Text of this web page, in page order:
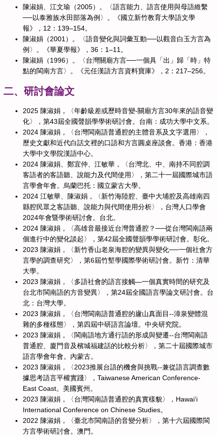
陳淑娟、江文瑜（2005）。〈語言能力、語言使用與母語維繫
──以泰雅族水田部落為例〉。《國立新竹教育大學語文學
報》，12：139–154。
陳淑娟（2001）。〈語音變化與詞彙互動──以觀音白玉方言為
例〉。《華夏學報》，36：1–11。
陳淑娟（1996）。〈台灣關廟方言──一個具「出」歸「時」特
點的閩南方言〉。《元任漢語方言資料寶庫》，2：217–256。
二、研討會論文
2025 陳淑娟，〈年齡級差或歷時音變-關廟方言30年來的語音變
化〉，第43屆全國聲韻學學術研討會。台南：成功大學中文系。
2024 陳淑娟，〈台灣閩南語普通腔的主體音系及文字選用〉，
歷史文獻和近代白話文裡的口語和方言圓桌座談會。香港：香港
大學中文學院漢語中心。
2024 陳淑娟、鄭宜仲、江敏華，〈台灣北、中、南持不同腔調
客語者的客語聽、說能力及代間使用〉，第二十一屆國際城市語
言學會年會。烏蘭巴托：國立蒙古大學。
2024 江敏華、陳淑娟，〈新竹海陸腔、臺中大埔腔及高雄南四
縣腔民眾之客語聽、說能力與代間使用分析〉，台灣人口學會
2024年會暨學術研討會。台北。
2024 陳淑娟，〈高雄音最接近台灣普通腔？──從台灣閩南語兩
個進行中的變化談起〉，第42屆全國聲韻學學術研討會。彰化。
2023 陳淑娟，〈新竹香山老泉海腔的變異與變化──一個社會方
言學的調查研究〉，第6屆竹塹學國際學術研討會。新竹：清華
大學。
2023 陳淑娟，〈多語社會的語言接觸—一個真實時間的研究及
台北市閩南語的方音變異〉，第24屆全國語言學論文研討會。台
北：台灣大學。
2023 陳淑娟，〈台灣閩南語普通腔的廬山真面目--漳泉變體混
雜的多種樣態〉，第四屆中研語言論壇。中央研究院。
2023 陳淑娟，〈閩南語地方通行語的形成與變遷--台灣閩南語
普通腔、廈門音及檳城福建話的比較分析〉，第二十屆國際城市
語言學會年會。內蒙古。
2023 陳淑娟，〈2023推展台語的機會與挑戰--兼從語言調查數
據思考語言平權實踐〉，Taiwanese American Conference-
East Coast。美國賓州。
2023 陳淑娟，〈台灣閩南語普通腔的真實樣貌〉，Hawai‘i
International Conference on Chinese Studies。
2022 陳淑娟，〈臺北市閩南語的音變分析〉，第十六屆國際閩
方言學術研討會。澳門。